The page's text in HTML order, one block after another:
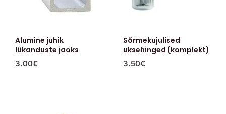
Alumine juhik
lükanduste jaoks
3.00€
Sõrmekujulised
uksehinged (komplekt)
3.50€